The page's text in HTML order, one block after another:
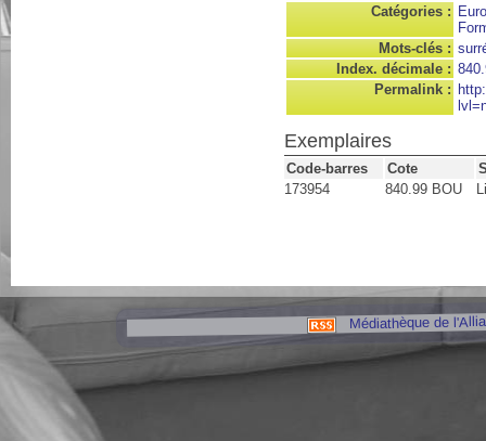
Catégories :
Mots-clés :
Index. décimale :
Permalink :
Exemplaires
Code-barres Cote
173954
840.99 BOU
Médiathèque de